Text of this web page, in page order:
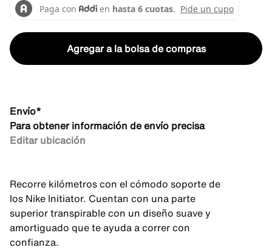
Agregar a la bolsa de compras
Envío*
Para obtener información de envío precisa
Editar ubicación
Recorre kilómetros con el cómodo soporte de
los Nike Initiator. Cuentan con una parte
superior transpirable con un diseño suave y
amortiguado que te ayuda a correr con
confianza.